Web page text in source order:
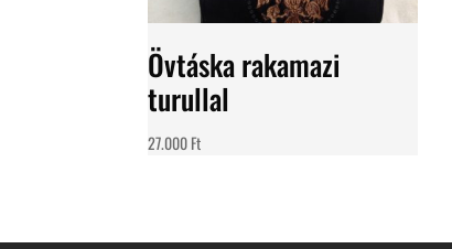
Övtáska rakamazi
turullal
27.000Ft